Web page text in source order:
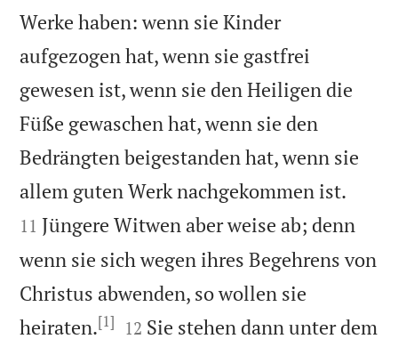
Werke haben: wenn sie Kinder
aufgezogen hat, wenn sie gastfrei
gewesen ist, wenn sie den Heiligen die
Füße gewaschen hat, wenn sie den
Bedrängten beigestanden hat, wenn sie
allem guten Werk nachgekommen ist.
11 Jüngere Witwen aber weise ab; denn
wenn sie sich wegen ihres Begehrens von
Christus abwenden, so wollen sie
heiraten.[1] 

12 Sie stehen dann unter dem